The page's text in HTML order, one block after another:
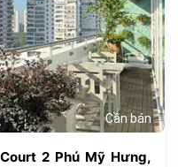
Cần bán
2 Phú Mỹ Hưng,